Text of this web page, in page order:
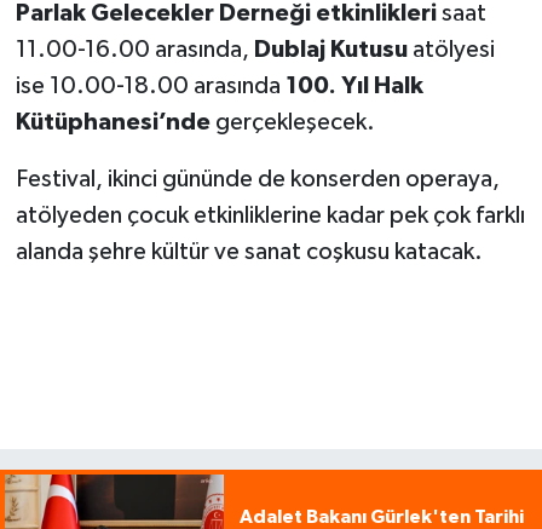
Parlak Gelecekler Derneği etkinliklerisaat
11.00-16.00 arasında, Dublaj Kutusuatölyesi
ise 10.00-18.00 arasında 100. Yıl Halk
Kütüphanesi’ndegerçekleşecek.
Festival, ikinci gününde de konserden operaya,
atölyeden çocuk etkinliklerine kadar pek çok farklı
alanda şehre kültür ve sanat coşkusu katacak.
Adalet Bakanı Gürlek'ten Tarihi